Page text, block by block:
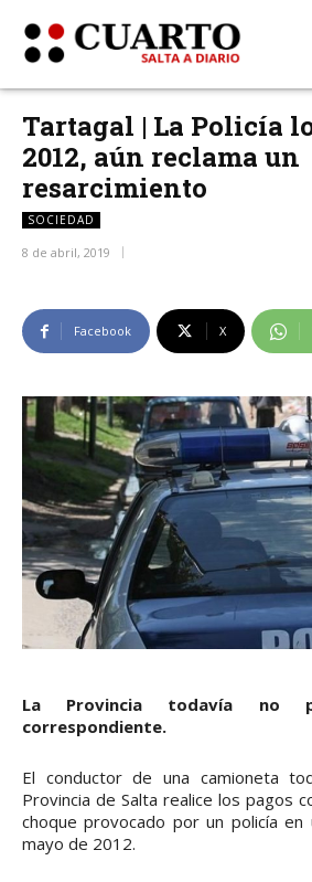
Tartagal | La Policía
2012, aún reclama un
resarcimiento
SOCIEDAD
8 de abril, 2019
Facebook X
La Provincia todavía no
correspondiente.
El conductor de una camioneta
Provincia de Salta realice los pagos
choque provocado por un policía en
mayo de 2012.